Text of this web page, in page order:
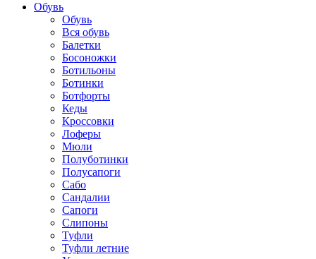
Обувь
Обувь
Вся обувь
Балетки
Босоножки
Ботильоны
Ботинки
Ботфорты
Кеды
Кроссовки
Лоферы
Мюли
Полуботинки
Полусапоги
Сабо
Сандалии
Сапоги
Слипоны
Туфли
Туфли летние